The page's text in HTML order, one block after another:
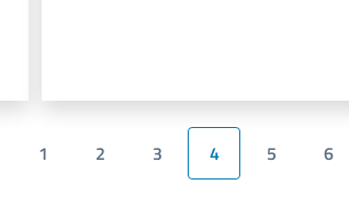
1 2 3 4 5 6